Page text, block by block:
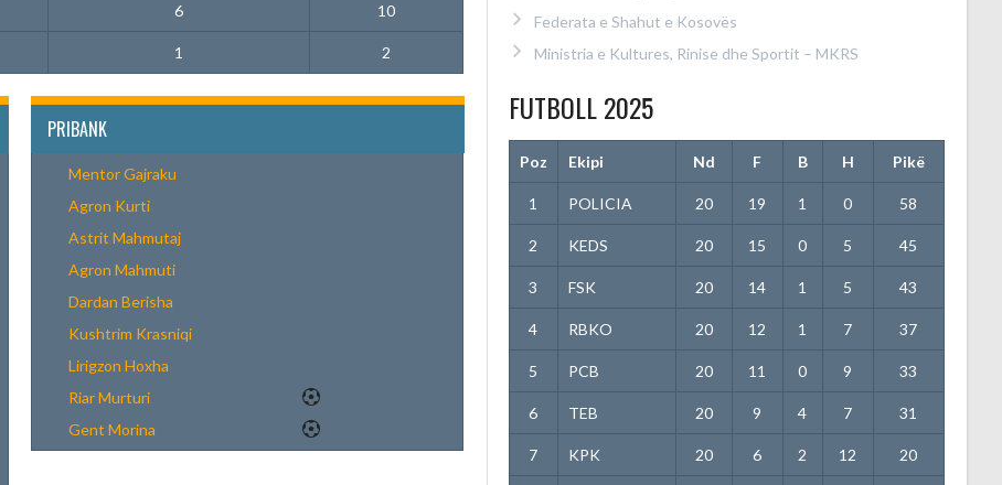
6 10
1 2
PRIBANK
Mentor Gajraku
Agron Kurti
Astrit Mahmutaj
Agron Mahmuti
Dardan Berisha
Kushtrim Krasniqi
Lirigzon Hoxha
Riar Murturi
Gent Morina
Federata e Shahut e Kosovës
Ministria e Kultures, Rinise dhe Sportit – MKRS
FUTBOLL 2025
Poz Ekipi Nd F B H Pikë
1 POLICIA 20 19 1 0 58
2 KEDS 20 15 0 5 45
3 FSK 20 14 1 5 43
4 RBKO 20 12 1 7 37
5 PCB 20 11 0 9 33
6 TEB 20 9 4 7 31
7 KPK 20 6 2 12 20